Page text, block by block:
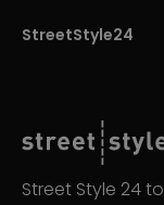
StreetStyle24
Street Style 24